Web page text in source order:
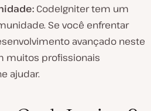
CodeIgniter tem um
Se você enfrentar
avançado neste
muitos profissionais
ajudar.